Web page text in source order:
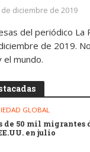
de diciembre de 2019
del periódico La
de 2019.
el mundo.
GLOBAL
de 50 mil migrantes
en julio